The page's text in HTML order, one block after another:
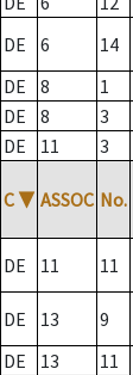
DE
6 14
DE
8 1
DE
8 3
DE
11 3
C ▼ ASSOC No.
DE 11 11
DE 13 9
DE
13 11